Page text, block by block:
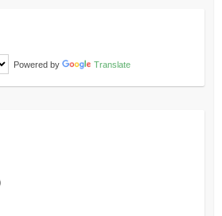
Powered by Translate